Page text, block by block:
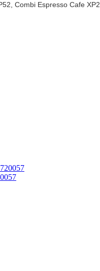
Combi Espresso Cafe